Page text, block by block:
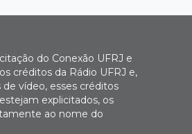
do Conexão UFRJ e
créditos da Rádio UFRJ e,
vídeo, esses créditos
explicitados, os
ao nome do